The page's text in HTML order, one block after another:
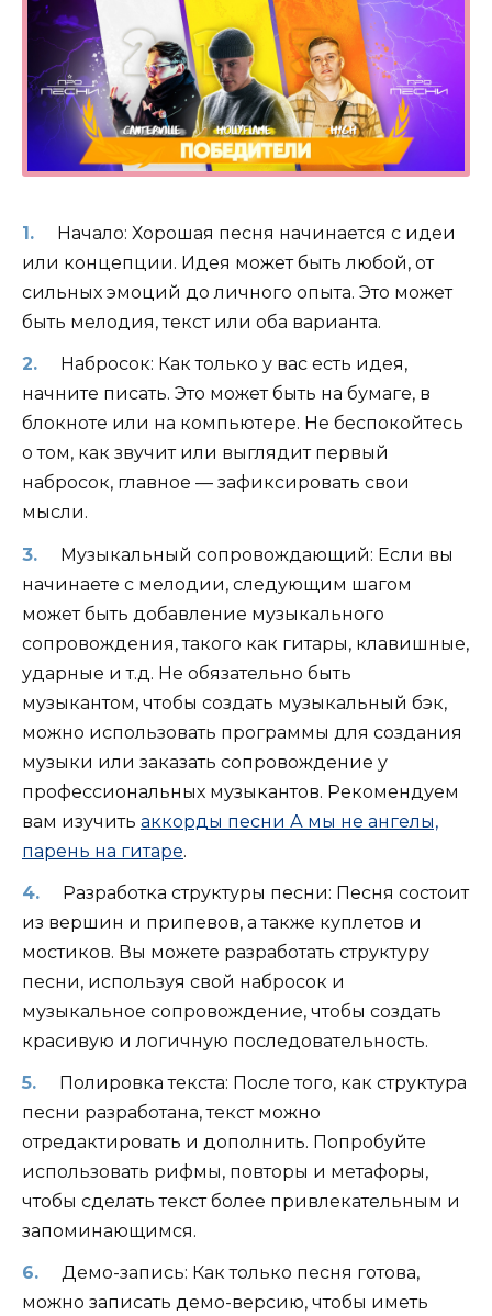
Начало: Хорошая песня начинается с идеи
или концепции. Идея может быть любой, от
сильных эмоций до личного опыта. Это может
быть мелодия, текст или оба варианта.
Набросок: Как только у вас есть идея,
начните писать. Это может быть на бумаге, в
блокноте или на компьютере. Не беспокойтесь
о том, как звучит или выглядит первый
набросок, главное — зафиксировать свои
мысли.
Музыкальный сопровождающий: Если вы
начинаете с мелодии, следующим шагом
может быть добавление музыкального
сопровождения, такого как гитары, клавишные,
ударные и т.д. Не обязательно быть
музыкантом, чтобы создать музыкальный бэк,
можно использовать программы для создания
музыки или заказать сопровождение у
профессиональных музыкантов. Рекомендуем
вам изучить аккорды песни А мы не ангелы,
парень на гитаре.
Разработка структуры песни: Песня состоит
из вершин и припевов, а также куплетов и
мостиков. Вы можете разработать структуру
песни, используя свой набросок и
музыкальное сопровождение, чтобы создать
красивую и логичную последовательность.
Полировка текста: После того, как структура
песни разработана, текст можно
отредактировать и дополнить. Попробуйте
использовать рифмы, повторы и метафоры,
чтобы сделать текст более привлекательным и
запоминающимся.
Демо-запись: Как только песня готова,
можно записать демо-версию, чтобы иметь